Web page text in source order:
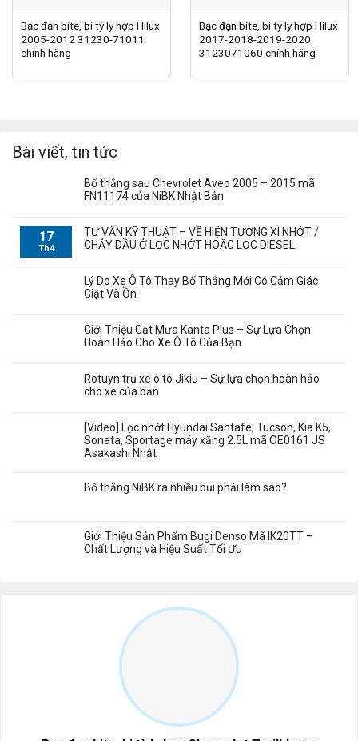
Bạc đạn bite, bi tỳ ly hợp Hilux
2005-2012 31230-71011
chính hãng
Bạc đạn bite, bi tỳ ly hợp Hilux
2017-2018-2019-2020
3123071060 chính hãng
Bài viết, tin tức
Bố thắng sau Chevrolet Aveo 2005 – 2015 mã
FN11174 của NiBK Nhật Bản
17
Th4
TƯ VẤN KỸ THUẬT – VỀ HIỆN TƯỢNG XÌ NHỚT /
CHẢY DẦU Ở LỌC NHỚT HOẶC LỌC DIESEL
Lý Do Xe Ô Tô Thay Bố Thắng Mới Có Cảm Giác
Giật Và Ồn
Giới Thiệu Gạt Mưa Kanta Plus – Sự Lựa Chọn
Hoàn Hảo Cho Xe Ô Tô Của Bạn
Rotuyn trụ xe ô tô Jikiu – Sự lựa chọn hoàn hảo
cho xe của bạn
[Video] Lọc nhớt Hyundai Santafe, Tucson, Kia K5,
Sonata, Sportage máy xăng 2.5L mã OE0161 JS
Asakashi Nhật
Bố thắng NiBK ra nhiều bụi phải làm sao?
Giới Thiệu Sản Phẩm Bugi Denso Mã IK20TT –
Chất Lượng và Hiệu Suất Tối Ưu